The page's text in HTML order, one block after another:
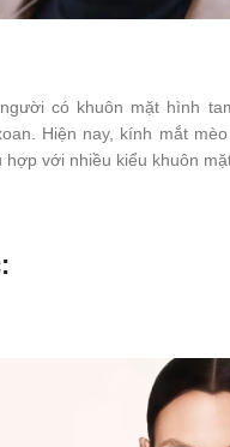
có khuôn mặt hình
Hiện nay, kính mắt
hợp với nhiều kiểu khuôn